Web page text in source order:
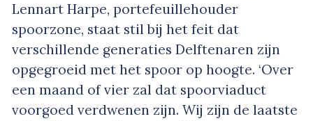
Lennart Harpe, portefeuillehouder
spoorzone, staat stil bij het feit dat
verschillende generaties Delftenaren zijn
opgegroeid met het spoor op hoogte. ‘Over
een maand of vier zal dat spoorviaduct
voorgoed verdwenen zijn. Wij zijn de laatste